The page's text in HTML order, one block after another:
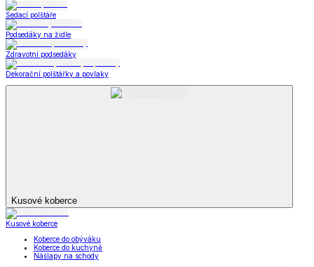
Sedací polštáře
Podsedáky na židle
Zdravotní podsedáky
Dekorační polštářky a povlaky
Kusové koberce
Kusové koberce
Koberce do obýváku
Koberce do kuchyně
Nášlapy na schody